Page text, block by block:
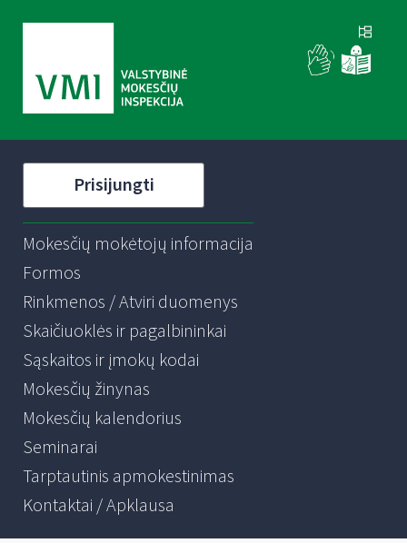
Prisijungti
Mokesčių mokėtojų informacija
Formos
Rinkmenos / Atviri duomenys
Skaičiuoklės ir pagalbininkai
Sąskaitos ir įmokų kodai
Mokesčių žinynas
Mokesčių kalendorius
Seminarai
Tarptautinis apmokestinimas
Kontaktai / Apklausa